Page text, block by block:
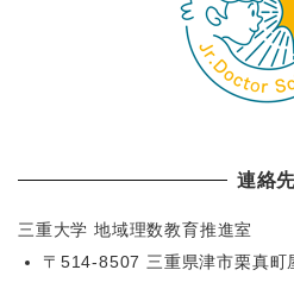
連絡
三重大学 地域理数教育推進室
〒514-8507 三重県津市栗真町